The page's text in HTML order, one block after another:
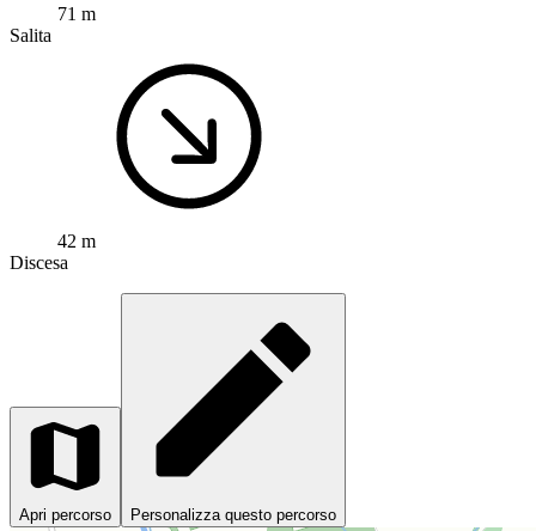
71 m
Salita
42 m
Discesa
Apri percorso Personalizza questo percorso